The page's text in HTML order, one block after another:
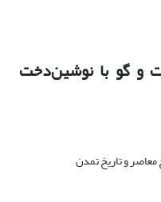
و گو با نوشین‌دخت
و تاریخ تمدن